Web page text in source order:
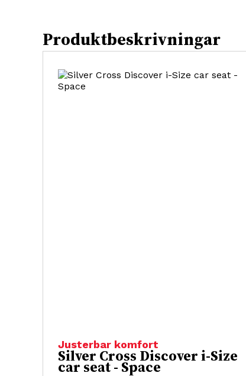
Produktbeskrivningar
Justerbar komfort
Silver Cross Discover i-Size
car seat - Space